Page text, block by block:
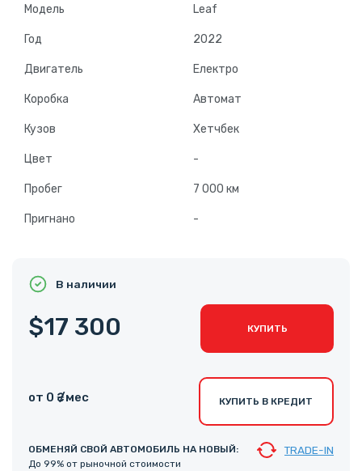
Модель Leaf
Год 2022
Двигатель Електро
Коробка Автомат
Кузов Хетчбек
Цвет -
Пробег 7 000 км
Пригнано -
В наличии
$17 300 КУПИТЬ
от 0 ₴ /мес КУПИТЬ В КРЕДИТ
ОБМЕНЯЙ СВОЙ АВТОМОБИЛЬ НА НОВЫЙ:
До 99% от рыночной стоимости
TRADE-IN